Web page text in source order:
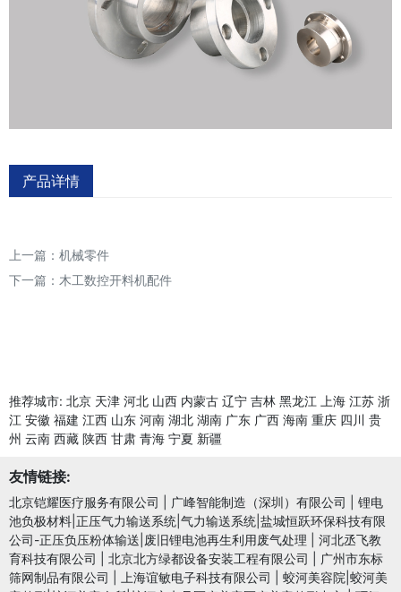
产品详情
上一篇： 机械零件
下一篇： 木工数控开料机配件
推荐城市: 北京 天津 河北 山西 内蒙古 辽宁 吉林 黑龙江 上海 江苏 浙
江 安徽 福建 江西 山东 河南 湖北 湖南 广东 广西 海南 重庆 四川 贵
州 云南 西藏 陕西 甘肃 青海 宁夏 新疆
友情链接:
北京铠耀医疗服务有限公司 广峰智能制造（深圳）有限公司
锂电
池负极材料|正压气力输送系统|气力输送系统|盐城恒跃环保科技有限
公司-正压负压粉体输送|废旧锂电池再生利用废气处理
河北丞飞教
育科技有限公司
北京北方绿都设备安装工程有限公司
广州市东标
筛网制品有限公司
上海谊敏电子科技有限公司
蛟河美容院|蛟河美